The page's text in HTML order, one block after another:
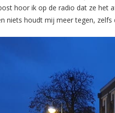
hoor ik op de radio dat ze het
niets houdt mij meer tegen, zelfs